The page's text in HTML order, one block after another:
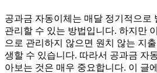
공과금 자동이체는 매달 정기적으로
관리할 수 있는 방법입니다. 하지만
으로 관리하지 않으면 원치 않는 지
생할 수 있습니다. 따라서 공과금 자
아보는 것은 매우 중요합니다. 이 글